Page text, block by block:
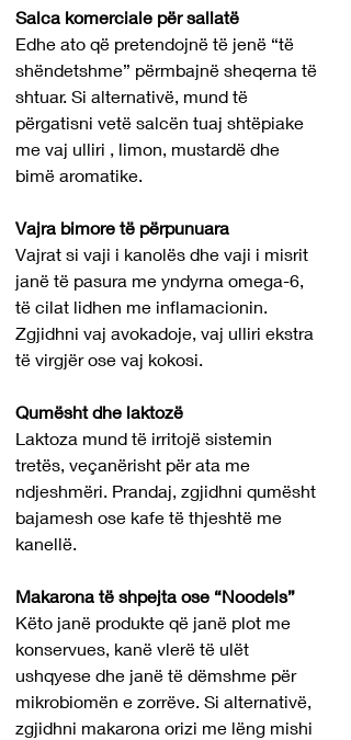
Salca komerciale për sallatë
Edhe ato që pretendojnë të jenë “të
shëndetshme” përmbajnë sheqerna të
shtuar. Si alternativë, mund të
përgatisni vetë salcën tuaj shtëpiake
me vaj ulliri , limon, mustardë dhe
bimë aromatike.
Vajra bimore të përpunuara
Vajrat si vaji i kanolës dhe vaji i misrit
janë të pasura me yndyrna omega-6,
të cilat lidhen me inflamacionin.
Zgjidhni vaj avokadoje, vaj ulliri ekstra
të virgjër ose vaj kokosi.
Qumësht dhe laktozë
Laktoza mund të irritojë sistemin
tretës, veçanërisht për ata me
ndjeshmëri. Prandaj, zgjidhni qumësht
bajamesh ose kafe të thjeshtë me
kanellë.
Makarona të shpejta ose “Noodels”
Këto janë produkte që janë plot me
konservues, kanë vlerë të ulët
ushqyese dhe janë të dëmshme për
mikrobiomën e zorrëve. Si alternativë,
zgjidhni makarona orizi me lëng mishi